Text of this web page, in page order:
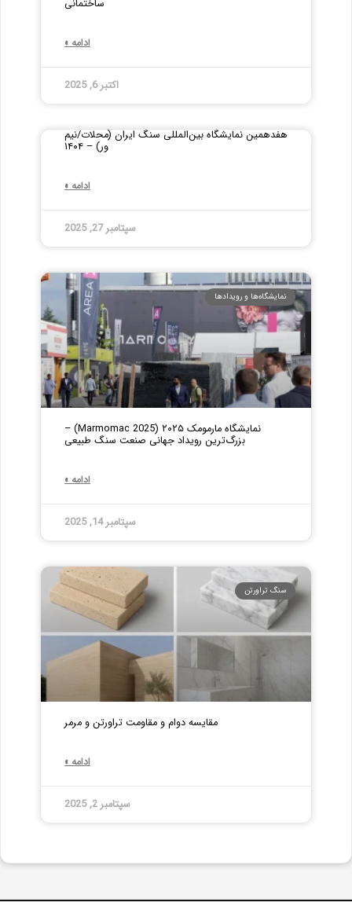
ساختمانی
ادامه »
اکتبر 6, 2025
هفدهمین نمایشگاه بین‌المللی سنگ ایران (محلات/نیم
ور) – ۱۴۰۴
ادامه »
سپتامبر 27, 2025
نمایشگاه‌ها و رویدادها
نمایشگاه مارمومک ۲۰۲۵ (Marmomac 2025) –
بزرگ‌ترین رویداد جهانی صنعت سنگ طبیعی
ادامه »
سپتامبر 14, 2025
سنگ تراورتن
مقایسه دوام و مقاومت تراورتن و مرمر
ادامه »
سپتامبر 2, 2025